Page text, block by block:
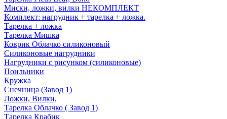
Миски, ложки, вилки НЕКОМПЛЕКТ
Комплект: нагрудник + тарелка + ложка.
Тарелка + ложка
Тарелка Мишка
Коврик Облачко силиконовый
Силиконовые нагрудники
Нагрудники с рисунком (силиконовые)
Поильники
Кружка
Снечница (Завод 1)
Ложки, Вилки,
Тарелка Облачко ( Завод 1)
Тарелка Крабик